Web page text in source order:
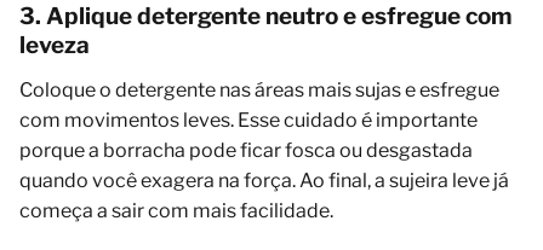
3. Aplique detergente neutro e esfregue com
leveza
Coloque o detergente nas áreas mais sujas e esfregue
com movimentos leves. Esse cuidado é importante
porque a borracha pode ficar fosca ou desgastada
quando você exagera na força. Ao final, a sujeira leve já
começa a sair com mais facilidade.